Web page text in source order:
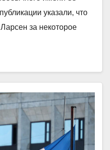
указали, что
за некоторое